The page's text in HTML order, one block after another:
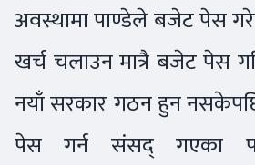
अवस्थामा पाण्डेले बजेट पेस
खर्च चलाउन मात्रै बजेट पेस
नयाँ सरकार गठन हुन
पेस गर्न संसद् गएका